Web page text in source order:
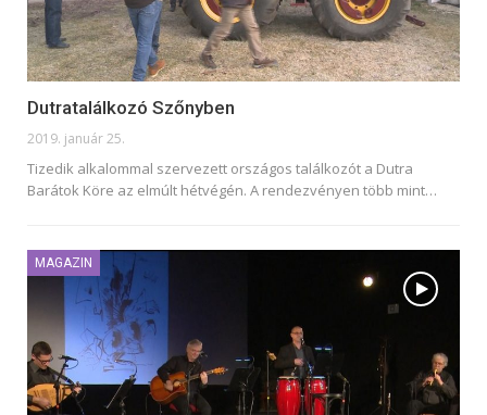
Dutratalálkozó Szőnyben
2019. január 25.
Tizedik alkalommal szervezett országos találkozót a Dutra
Barátok Köre az elmúlt hétvégén. A rendezvényen több mint…
MAGAZIN